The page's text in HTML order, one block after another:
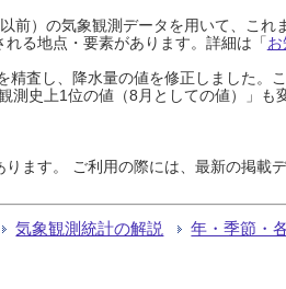
）の気象観測データを用いて、これ
る地点・要素があります。詳細は「お
査し、降水量の値を修正しました。
測史上1位の値（8月としての値）」
ます。 ご利用の際には、最新の掲載
気象観測統計の解説 年・季節・